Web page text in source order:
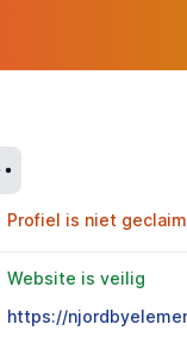
Profiel is niet
Website is veilig
https://